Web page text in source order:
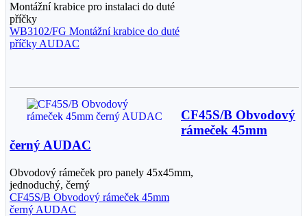
Montážní krabice pro instalaci do duté
příčky
WB3102/FG Montážní krabice do duté
příčky AUDAC
CF45S/B Obvodový
rámeček 45mm
černý AUDAC
Obvodový rámeček pro panely 45x45mm,
jednoduchý, černý
CF45S/B Obvodový rámeček 45mm
černý AUDAC